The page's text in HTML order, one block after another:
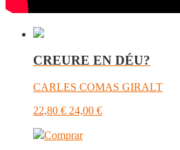
CREURE EN DÉU?
CARLES COMAS GIRALT
22,80 € 24,00 €
Comprar